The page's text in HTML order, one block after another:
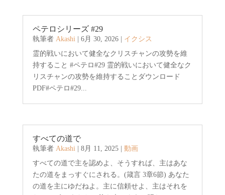
ペテロシリーズ #29
執筆者 Akashi| 6月 30, 2026| イクシス
霊的戦いにおいて健全なクリスチャンの攻勢を維
持すること #ペテロ#29 霊的戦いにおいて健全なク
リスチャンの攻勢を維持することダウンロード
PDF#ペテロ#29...
すべての道で
執筆者 Akashi| 8月 11, 2025| 動画
すべての道で主を認めよ、そうすれば、主はあな
たの道をまっすぐにされる。(箴言 3章6節) あなた
の道を主にゆだねよ。主に信頼せよ、主はそれを